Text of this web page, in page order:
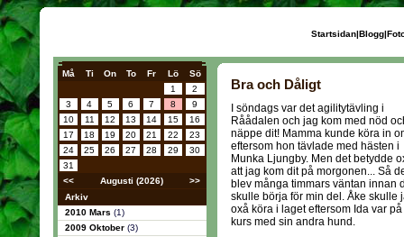
Startsidan|Blogg|
Må Ti On To Fr Lö
Sö
1
2
3
4 5 6 7 8
9
10
11 12 13 14 15
16
17
18 19 20 21 22
23
24
25 26 27 28 29
30
31
<<
Augusti (2026)
>>
Arkiv
2010 Mars (1)
2009 Oktober (3)
Bra och Dåligt
I söndags var det agilitytävling i
Råådalen och jag kom med nöd
näppe dit! Mamma kunde köra in
eftersom hon tävlade med hästen i
Munka Ljungby. Men det betydde
att jag kom dit på morgonen... Så
blev många timmars väntan innan
skulle börja för min del. Åke skulle
oxå köra i laget eftersom Ida var på
kurs med sin andra hund.